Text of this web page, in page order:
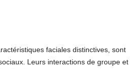
faciales distinctives, sont
Leurs interactions de groupe et